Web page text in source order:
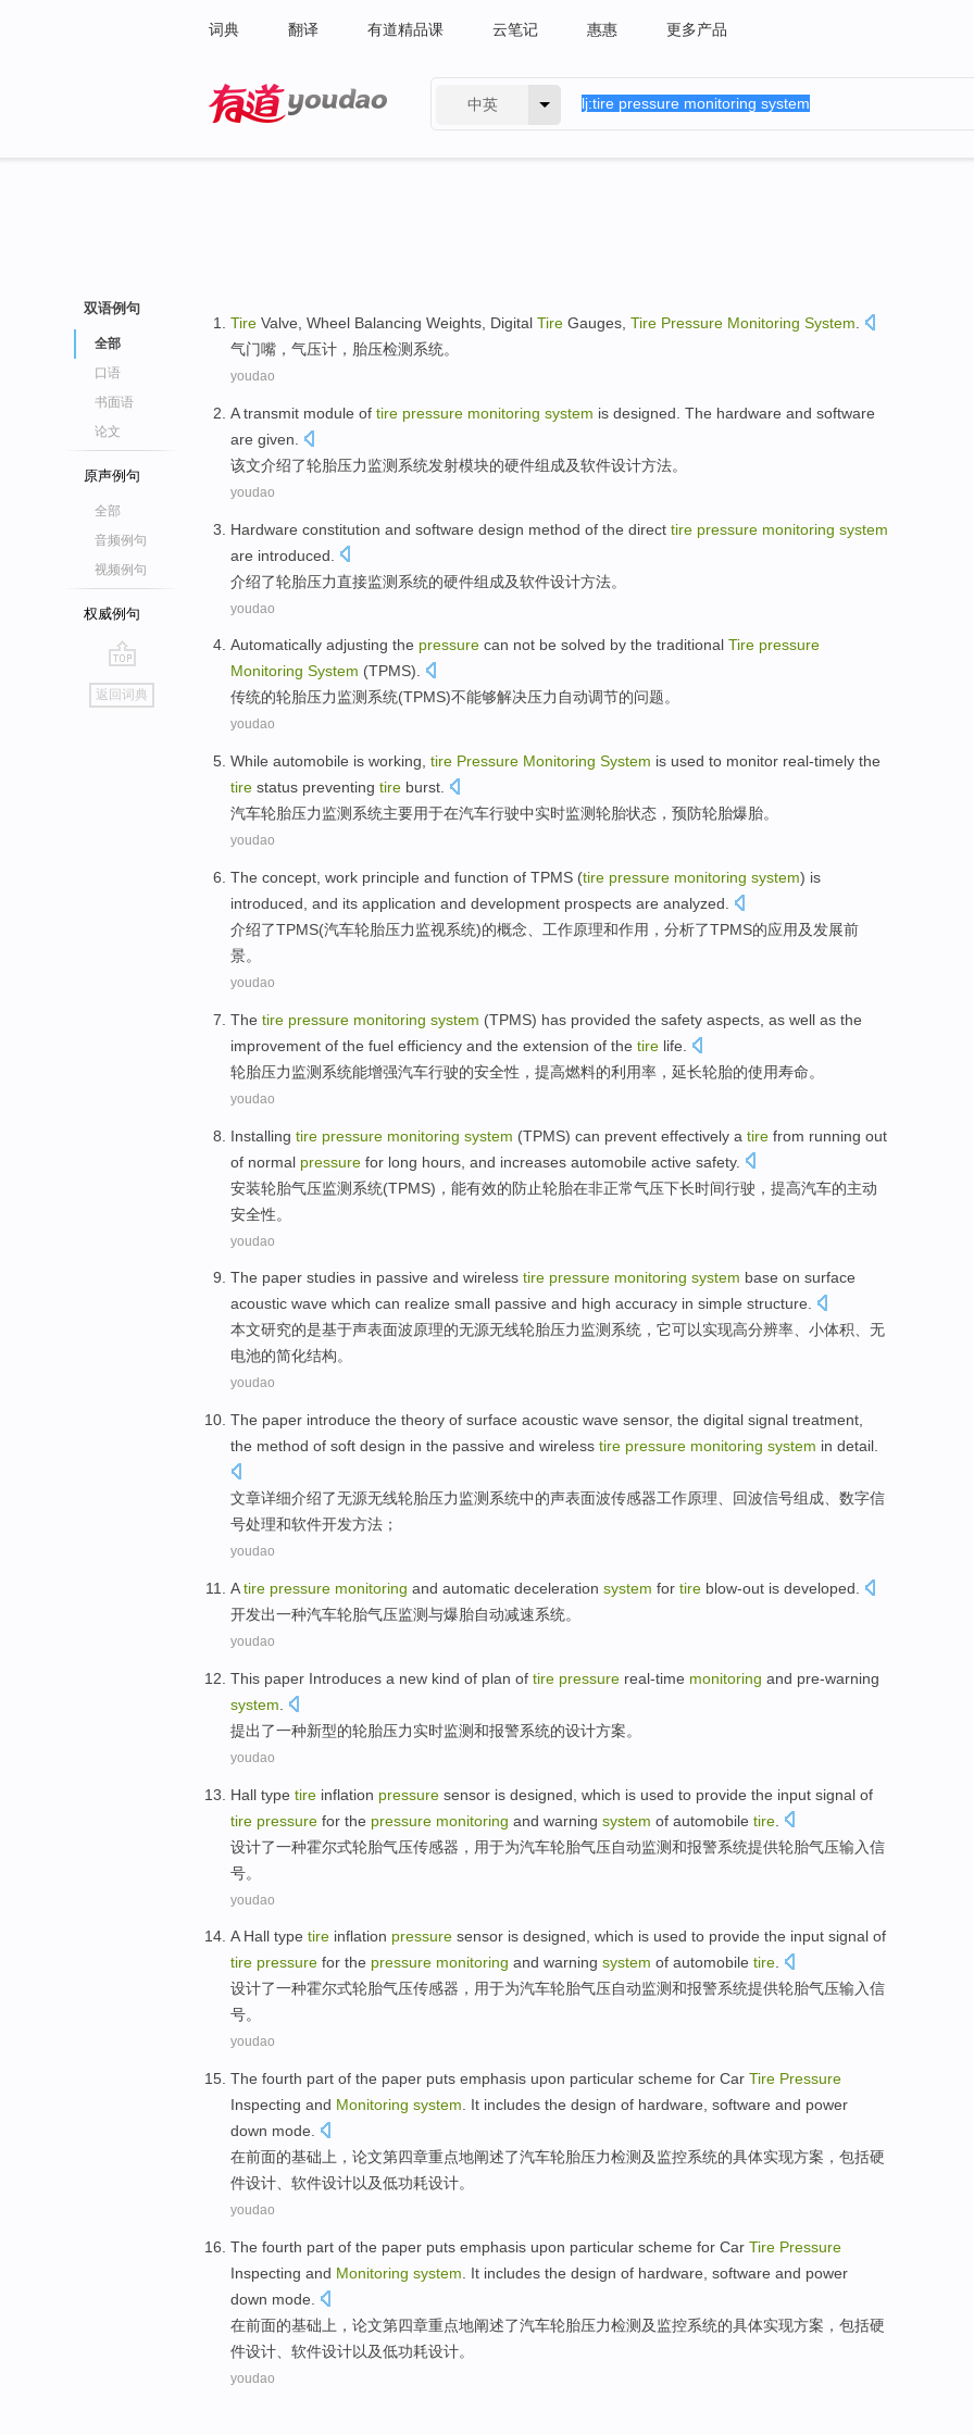
词典 翻译 有道精品课 云笔记 惠惠 更多产品
中英
双语例句
全部
口语
书面语
论文
原声例句
全部
音频例句
视频例句
权威例句
go
top
返回词典
Tire Valve , Wheel Balancing Weights, Digital Tire Gauges Tire Pressure Monitoring System
气门嘴，气压计 ， 胎压检测 系统。
youdao
A transmit module of tire pressure monitoring system is designed The hardware and software
are given.
该文介绍了轮胎压力监测 系统发射模块的硬件组成及软件设计方法。
youdao
Hardware constitution and software design method of the direct tire pressure monitoring system
are introduced
介绍了轮胎压力直接监测系统的硬件组成及软件设计方法。
youdao
Automatically adjusting the pressure can not be solved by the traditional Tire pressure
Monitoring System (TPMS).
传统的轮胎压力监测 系统(TPMS)不能够解决压力 自动调节的问题。
youdao
While automobile is working, tire Pressure Monitoring System is used to monitor real-timely the
tire status preventing tire burst.
汽车轮胎压力监测 系统主要用于在汽车行驶中实时监测轮胎状态 ， 预防轮胎爆胎。
youdao
The concept work principle and function of TPMS (tire pressure monitoring system) is
introduced , and its application and development prospects are analyzed
介绍了TPMS(汽车轮胎压力监视系统)的概念 工作原理和作用 ， 分析了TPMS的应用及发展前
景。
youdao
The tire pressure monitoring system (TPMS) has provided the safety aspects , as well as the
improvement of the fuel efficiency and the extension of the tire life
轮胎压力监测 系统能增强汽车行驶的安全性 ， 提高燃料的利用率 ， 延长轮胎的使用寿命。
youdao
Installing tire pressure monitoring system (TPMS) can prevent effectively a tire from running out
of normal pressure for long hours , and increases automobile active safety.
安装轮胎气压监测系统(TPMS)， 能有效的防止轮胎在非正常气压下长时间行驶， 提高汽车的主动
安全性。
youdao
The paper studies in passive and wireless tire pressure monitoring system base on surface
acoustic wave which can realize small passive and high accuracy in simple structure.
本文研究的是基于声表面波原理的无源无线轮胎压力监测 系统 ， 它可以实现高分辨率、 小体积、无
电池的简化结构。
youdao
The paper introduce the theory of surface acoustic wave sensor, the digital signal treatment
the method of soft design in the passive and wireless tire pressure monitoring system in detail
文章详细介绍了无源无线轮胎压力监测 系统中的声表面波传感器工作原理 、回波信号组成、 数字信
号处理和软件开发方法 ；
youdao
A tire pressure monitoring and automatic deceleration system for tire blow-out is developed
开发出一种汽车轮胎气压监测与爆胎自动减速系统。
youdao
This paper Introduces a new kind of plan of tire pressure real-time monitoring and pre-warning
system
提出了一种新型的轮胎压力实时监测和报警系统的设计方案。
youdao
Hall type tire inflation pressure sensor is designed which is used to provide the input signal of
tire pressure for the pressure monitoring and warning system of automobile tire
设计了一种霍尔式轮胎气压传感器 ， 用于为汽车轮胎气压自动监测和报警系统提供轮胎气压输入信
号。
youdao
A Hall type tire inflation pressure sensor is designed, which is used to provide the input signal of
tire pressure for the pressure monitoring and warning system of automobile tire.
设计了一种霍尔式轮胎气压传感器 ， 用于为汽车轮胎气压自动监测和报警系统提供轮胎气压输入信
号。
youdao
The fourth part of the paper puts emphasis upon particular scheme for Car Tire Pressure
Inspecting and Monitoring system . It includes the design of hardware software and power
down mode
在前面的基础 上 ， 论文第四章重点地阐述了汽车轮胎压力检测 及监控系统的具体实现方案 ， 包括硬
件设计 软件设计以及低功耗设计。
youdao
The fourth part of the paper puts emphasis upon particular scheme for Car Tire Pressure
Inspecting and Monitoring system . It includes the design of hardware software and power
down mode
在前面的基础 上 ， 论文第四章重点地阐述了汽车轮胎压力检测 及监控系统的具体实现方案 ， 包括硬
件设计 软件设计以及低功耗设计。
youdao